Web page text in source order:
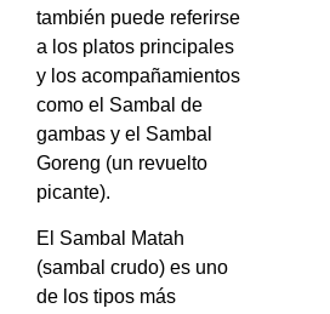
también puede referirse
a los platos principales
y los acompañamientos
como el Sambal de
gambas y el Sambal
Goreng (un revuelto
picante).
El Sambal Matah
(sambal crudo) es uno
de los tipos más